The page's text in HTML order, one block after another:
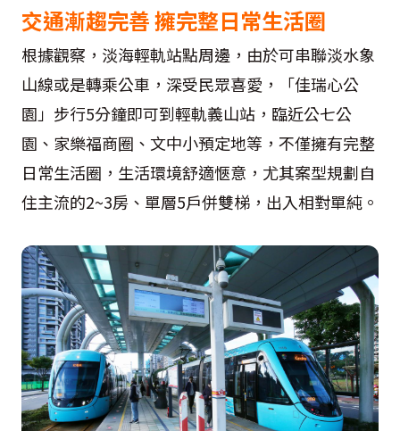
交通漸趨完善 擁完整日常生活圈
根據觀察，淡海輕軌站點周邊，由於可串聯淡水象
山線或是轉乘公車，深受民眾喜愛，「佳瑞心公
園」步行5分鐘即可到輕軌義山站，臨近公七公
園、家樂福商圈、文中小預定地等，不僅擁有完整
日常生活圈，生活環境舒適愜意，尤其案型規劃自
住主流的2~3房、單層5戶併雙梯，出入相對單純。